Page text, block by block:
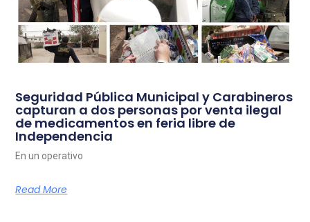
Seguridad Pública Municipal y Carabineros
capturan a dos personas por venta ilegal
de medicamentos en feria libre de
Independencia
En un operativo
Read More